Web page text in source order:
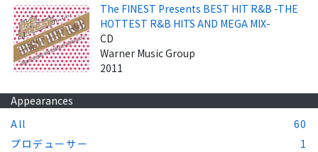
The FINEST Presents BEST HIT R&B -THE
HOTTEST R&B HITS AND MEGA MIX-
CD
Warner Music Group
2011
Appearances
All
60
プロデューサー
1